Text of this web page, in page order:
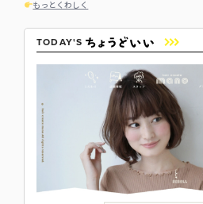
もっとくわしく
TODAY'S